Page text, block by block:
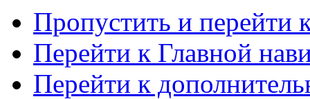
Пропустить и перейти
Перейти к Главной
Перейти к